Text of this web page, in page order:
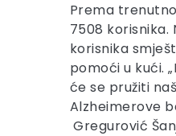
Prema
7508 korisnika.
korisnika
pomoći u kući.
će se pružiti
Alzheimerove
Gregurović